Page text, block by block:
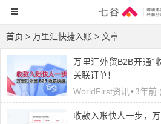
首页 > 万里汇快捷入账 > 文章
万里汇外贸B2B开通”
关联订单！
WorldFirst资讯 •3年前
收款入账快人一步，